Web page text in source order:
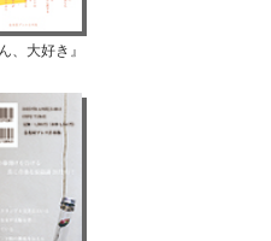
、大好き』